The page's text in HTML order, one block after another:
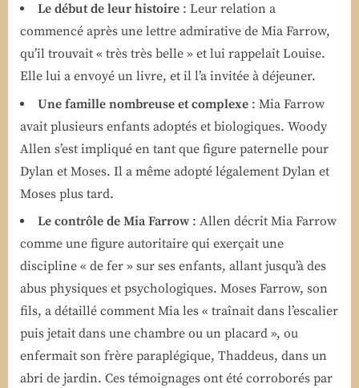
Le début de leur histoire : Leur relation a
commencé après une lettre admirative de Mia Farrow,
qu’il trouvait « très très belle » et lui rappelait Louise.
Elle lui a envoyé un livre, et il l’a invitée à déjeuner.
Une famille nombreuse et complexe : Mia Farrow
avait plusieurs enfants adoptés et biologiques. Woody
Allen s’est impliqué en tant que figure paternelle pour
Dylan et Moses. Il a même adopté légalement Dylan et
Moses plus tard.
Le contrôle de Mia Farrow: Allen décrit Mia Farrow
comme une figure autoritaire qui exerçait une
discipline « de fer » sur ses enfants, allant jusqu’à des
abus physiques et psychologiques. Moses Farrow, son
fils, a détaillé comment Mia les « traînait dans l’escalier
puis jetait dans une chambre ou un placard », ou
enfermait son frère paraplégique, Thaddeus, dans un
abri de jardin. Ces témoignages ont été corroborés par